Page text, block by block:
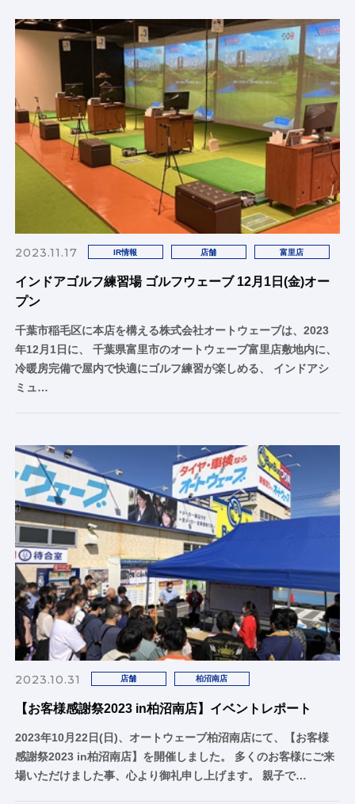
2023.11.17 IR情報 店舗 富里店
インドアゴルフ練習場 ゴルフウェーブ 12月1日(金)オー
プン
千葉市稲毛区に本店を構える株式会社オートウェーブは、2023
年12月1日に、 千葉県富里市のオートウェーブ富里店敷地内に、
冷暖房完備で屋内で快適にゴルフ練習が楽しめる、 インドアシ
ミュ…
2023.10.31 店舗 柏沼南店
【お客様感謝祭2023 in柏沼南店】イベントレポート
2023年10月22日(日)、オートウェーブ柏沼南店にて、【お客様
感謝祭2023 in柏沼南店】を開催しました。 多くのお客様にご来
場いただけました事、心より御礼申し上げます。 親子で…